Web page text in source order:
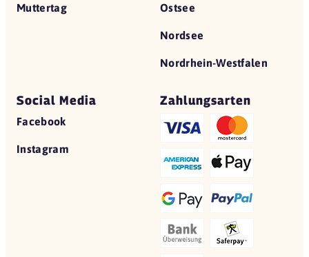
Muttertag Ostsee
Nordsee
Nordrhein-Westfalen
Social Media
Facebook
Instagram
Zahlungsarten